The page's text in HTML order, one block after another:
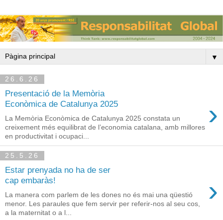
▼
26.6.26
Presentació de la Memòria
Econòmica de Catalunya 2025
›
La Memòria Econòmica de Catalunya 2025 constata un
creixement més equilibrat de l’economia catalana, amb millores
en productivitat i ocupaci...
25.5.26
Estar prenyada no ha de ser
cap embaràs!
›
La manera com parlem de les dones no és mai una qüestió
menor. Les paraules que fem servir per referir-nos al seu cos,
a la maternitat o a l...